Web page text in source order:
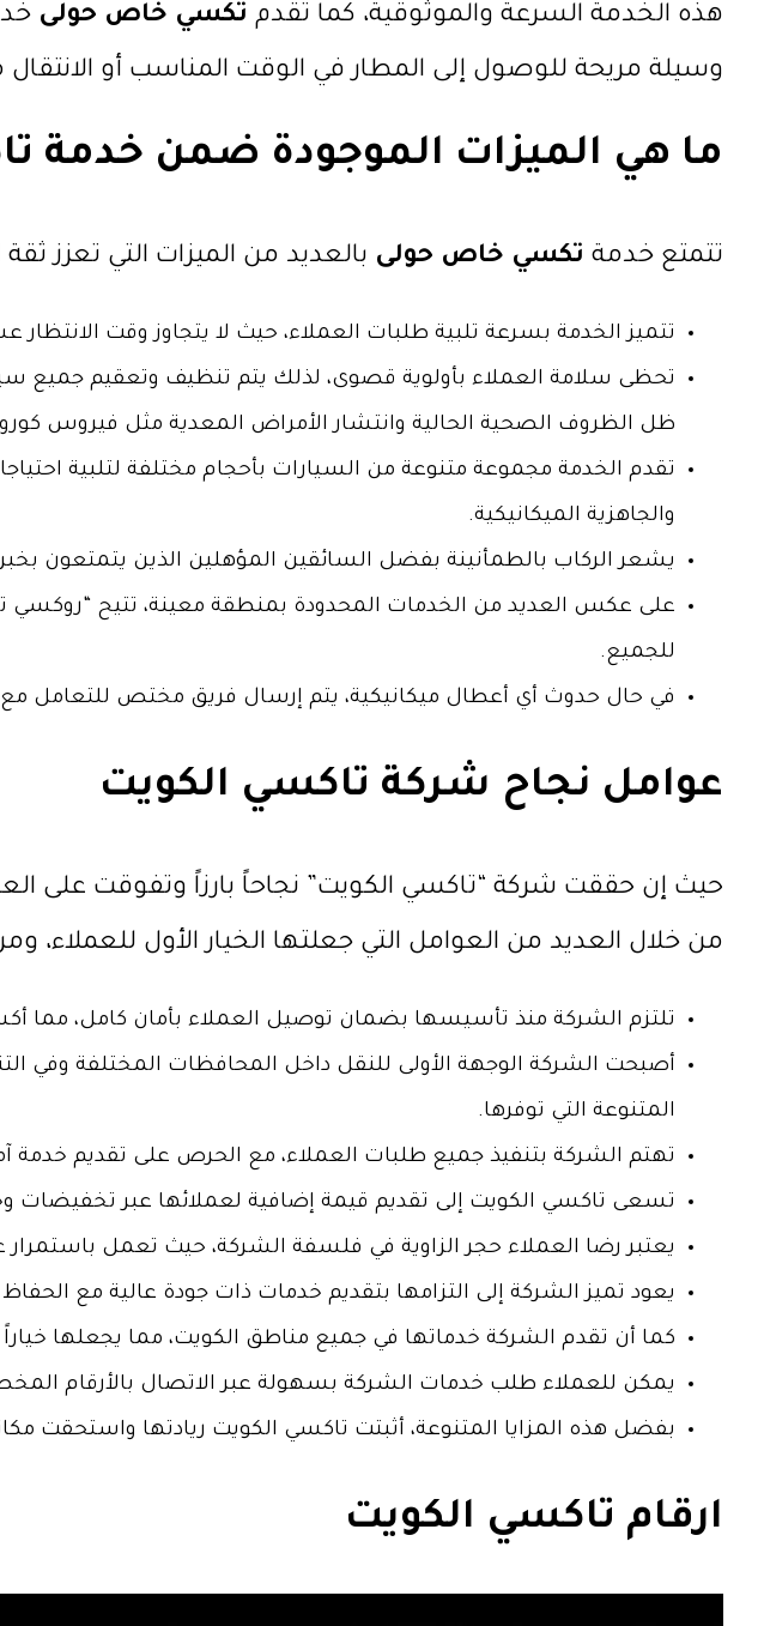
هذه الخدمة السرعة والموثوقية، كما تقدم تكسي خاص حولى
وسيلة مريحة للوصول إلى المطار في الوقت المناسب أو
ما هي الميزات الموجودة ضمن خدمة
تتمتع خدمة تكسي خاص حولى بالعديد من الميزات التي تعزز
تتميز الخدمة بسرعة تلبية طلبات العملاء، حيث لا يتجاوز وقت
تحظى سلامة العملاء بأولوية قصوى، لذلك يتم تنظيف وتعقيم
ظل الظروف الصحية الحالية وانتشار الأمراض المعدية مثل فيروس
تقدم الخدمة مجموعة متنوعة من السيارات بأحجام مختلفة لتلبية
والجاهزية الميكانيكية.
يشعر الركاب بالطمأنينة بفضل السائقين المؤهلين الذين يتمتعون
على عكس العديد من الخدمات المحدودة بمنطقة معينة، تتيح “روكسي
للجميع.
في حال حدوث أي أعطال ميكانيكية، يتم إرسال فريق مختص للتعامل
عوامل نجاح شركة تاكسي الكويت
حيث إن حققت شركة “تاكسي الكويت” نجاحاً بارزاً وتفوقت على
من خلال العديد من العوامل التي جعلتها الخيار الأول للعملاء،
تلتزم الشركة منذ تأسيسها بضمان توصيل العملاء بأمان كامل، مما
أصبحت الشركة الوجهة الأولى للنقل داخل المحافظات المختلفة وفي
المتنوعة التي توفرها.
تهتم الشركة بتنفيذ جميع طلبات العملاء، مع الحرص على تقديم خدمة
تسعى تاكسي الكويت إلى تقديم قيمة إضافية لعملائها عبر
يعتبر رضا العملاء حجر الزاوية في فلسفة الشركة، حيث تعمل
يعود تميز الشركة إلى التزامها بتقديم خدمات ذات جودة عالية مع
كما أن تقدم الشركة خدماتها في جميع مناطق الكويت، مما يجعلها
يمكن للعملاء طلب خدمات الشركة بسهولة عبر الاتصال بالأرقام
بفضل هذه المزايا المتنوعة، أثبتت تاكسي الكويت ريادتها واستحقت
ارقام تاكسي الكويت